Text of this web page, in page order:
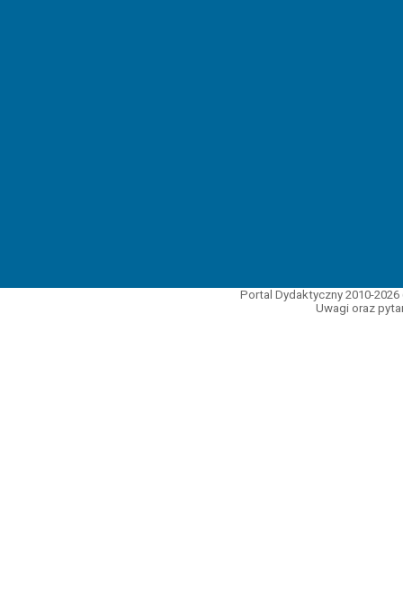
Portal Dydaktyczny 2010-
Uwagi oraz